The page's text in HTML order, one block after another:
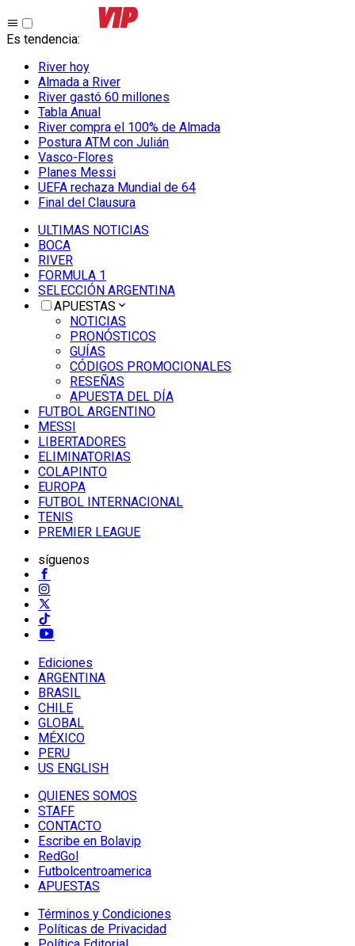
Es tendencia:
River hoy
Almada a River
River gastó 60 millones
Tabla Anual
River compra el 100% de Almada
Postura ATM con Julián
Vasco-Flores
Planes Messi
UEFA rechaza Mundial de 64
Final del Clausura
ULTIMAS NOTICIAS
BOCA
RIVER
FORMULA 1
SELECCIÓN ARGENTINA
APUESTAS
NOTICIAS
PRONÓSTICOS
GUÍAS
CÓDIGOS PROMOCIONALES
RESEÑAS
APUESTA DEL DÍA
FUTBOL ARGENTINO
MESSI
LIBERTADORES
ELIMINATORIAS
COLAPINTO
EUROPA
FUTBOL INTERNACIONAL
TENIS
PREMIER LEAGUE
síguenos
Ediciones
ARGENTINA
BRASIL
CHILE
GLOBAL
MÉXICO
PERU
US ENGLISH
QUIENES SOMOS
STAFF
CONTACTO
Escribe en Bolavip
RedGol
Futbolcentroamerica
APUESTAS
Términos y Condiciones
Políticas de Privacidad